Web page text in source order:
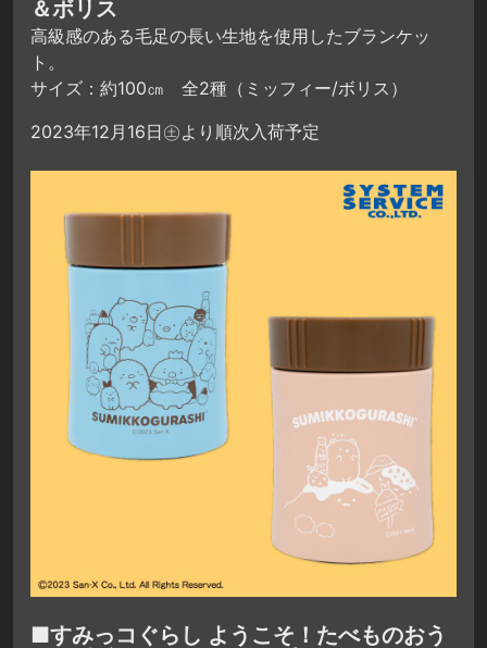
＆ボリス
高級感のある毛足の長い生地を使用したブランケッ
ト。
サイズ：約100㎝ 全2種（ミッフィー/ボリス）
2023年12月16日㊏より順次入荷予定
■すみっコぐらし ようこそ！たべものおう